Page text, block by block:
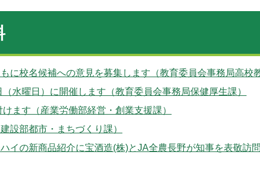
に校名候補への意見を募集します（教育委員会事務局高校
水曜日）に開催します（教育委員会事務局保健厚生課）
ます（産業労働部経営・創業支援課）
設部都市・まちづくり課）
イの新商品紹介に宝酒造(株)とJA全農長野が知事を表敬訪